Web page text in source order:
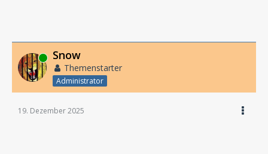
Online Snow
Themenstarter
Administrator
19. Dezember 2025